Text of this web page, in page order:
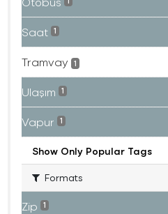
Saat 1
Tramvay 1
Ulaşım 1
Vapur 1
Show Only Popular Tags
Formats
Zip 1